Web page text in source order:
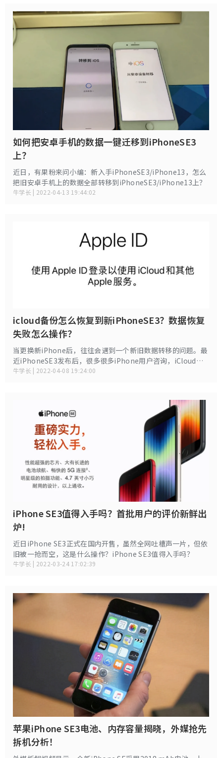
的网友已越多越多。
如何把安卓手机的数据一键迁移到iPhoneSE3
上？
近日，有果粉来问小编：新入手iPhoneSE3/iPhone13，怎么
把旧安卓手机上的数据全部转移到iPhoneSE3/iPhone13上？
牛学长 | 2022-04-13 19:44:02
icloud备份怎么恢复到新iPhoneSE3？数据恢复
失败怎么操作？
当更换新iPhone后，往往会遇到一个新旧数据转移的问题。最
近iPhoneSE3发布后，很多很多iPhone用户咨询，iCloud上
已备份的数据怎么恢复到新苹果手机？恢复失败怎么办？小编
牛学长 | 2022-04-08 19:24:00
iPhone SE3值得入手吗？首批用户的评价新鲜出
炉!
近日iPhone SE3正式在国内开售，虽然全网吐槽声一片，但依
旧被一抢而空，这是什么操作？iPhone SE3值得入手吗？
牛学长 | 2022-03-24 17:02:39
苹果iPhone SE3电池、内存容量揭晓，外媒抢先
拆机分析！